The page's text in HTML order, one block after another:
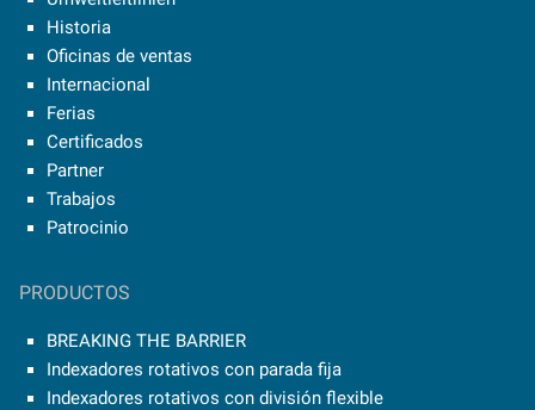
Historia
Oficinas de ventas
Internacional
Ferias
Certificados
Partner
Trabajos
Patrocinio
PRODUCTOS
BREAKING THE BARRIER
Indexadores rotativos con parada fija
Indexadores rotativos con división flexible